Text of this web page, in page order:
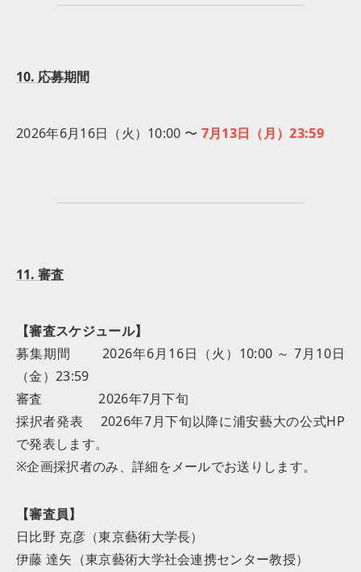
10. 応募期間
2026年6月16日（火）10:00 〜 7月13日（月）23:59
11. 審査
【審査スケジュール】
募集期間 2026年6月16日（火）10:00 ～ 7月10日
（金）23:59
審査 2026年7月下旬
採択者発表 2026年7月下旬以降に浦安藝大の公式HP
で発表します。
※企画採択者のみ、詳細をメールでお送りします。
【審査員】
日比野 克彦（東京藝術大学長）
伊藤 達矢（東京藝術大学社会連携センター教授）